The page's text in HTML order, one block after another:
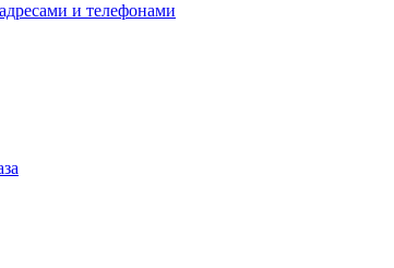
и телефонами